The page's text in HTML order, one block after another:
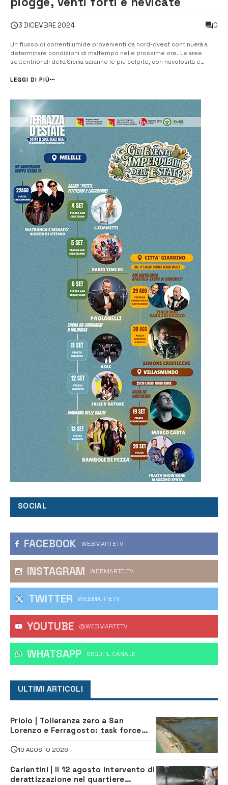
3 DICEMBRE 2024 0
Un flusso di correnti umide provenienti da nord-ovest continuerà a
determinare condizioni di maltempo nelle prossime ore. Le aree
settentrionali della Sicilia saranno le più colpite, con nuvolosità e
quelle tirreniche, saranno le zone maggiormente interessate. Il resto
LEGGI DI PIÙ
SOCIAL
FACEBOOK WEBMARTETV
INSTAGRAM WEBMARTE.TV
TWITTER WEBMARTETV
YOUTUBE @WEBMARTETV
WHATSAPP ‎SEGUI IL CANALE
ULTIMI ARTICOLI
Priolo | Tolleranza zero a San
Lorenzo e Ferragosto: task force
navette gratuite
10 AGOSTO 2026
Carlentini | Il 12 agosto intervento di
derattizzazione nel quartiere